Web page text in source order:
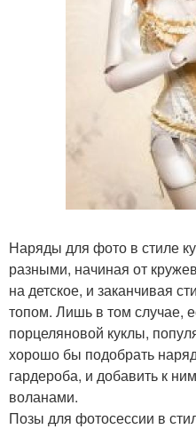
Наряды для фото в стиле
разными, начиная от
на детское, и заканчивая
топом. Лишь в том случае,
порцеляновой куклы,
хорошо бы подобрать
гардероба, и добавить к
воланами.
Позы для фотосессии в